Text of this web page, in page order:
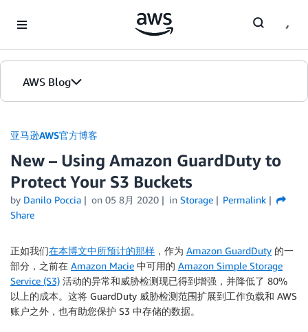
AWS Blog
首页
版本
亚马逊AWS官方博客
New – Using Amazon GuardDuty to
Protect Your S3 Buckets
by Danilo Poccia on 05 8月 2020 in Storage
Permalink
Share
正如我们在本博文中所预计的那样 ，作为 Amazon GuardDuty 的一
部分，之前在 Amazon Macie 中可用的 Amazon Simple Storage
Service (S3) 活动的异常和威胁检测现已得到增强，并降低了 80%
以上的成本。这将 GuardDuty 威胁检测范围扩展到工作负载和 AWS
账户之外，也有助您保护 S3 中存储的数据。